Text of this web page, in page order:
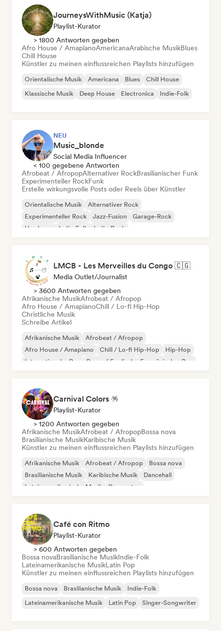
JourneysWithMusic (Katja)
Playlist-Kurator
> 1800 Antworten gegeben
Afro House / AmapianoAmericanaArabische MusikBlues
Chill House
Künstler zu meinen einflussreichen Playlists hinzufügen
Orientalische Musik Americana Blues
Chill House
Klassische Musik
Deep House Electronica Indie-Folk
NEU
Music_blonde
Social Media Influencer
< 100 gegebene Antworten
Afrobeat / AfropopAlternativer RockBrasilianischer Funk
Experimenteller RockFunk
Erstelle wirkungsvolle Posts oder Reels über Künstler
Orientalische Musik
Alternativer Rock
Experimenteller Rock
Jazz-Fusion
Garage-Rock
Hardcore
Indie-Folk Indie-Rock
LMCB - Les Merveilles du Congo 🇨🇬
Media Outlet/Journalist
> 3600 Antworten gegeben
Afrikanische MusikAfrobeat / Afropop
Afro House / AmapianoChill / Lo-fi Hip-Hop
Christliche Musik
Schreibe Artikel
Afrikanische Musik
Afrobeat / Afropop
Afro House / Amapiano
Chill / Lo-fi Hip-Hop
Hip-Hop
Internationaler Rap
Rap auf Englisch Französischer Rap
Carnival Colors 🪅
Playlist-Kurator
> 1200 Antworten gegeben
Afrikanische MusikAfrobeat / AfropopBossa nova
Brasilianische MusikKaribische Musik
Künstler zu meinen einflussreichen Playlists hinzufügen
Afrikanische Musik Afrobeat / Afropop
Bossa nova
Brasilianische Musik
Karibische Musik
Dancehall
Lateinamerikanische Musik
Reggaeton
Café con Ritmo
Playlist-Kurator
> 600 Antworten gegeben
Bossa novaBrasilianische MusikIndie-Folk
Lateinamerikanische MusikLatin Pop
Künstler zu meinen einflussreichen Playlists hinzufügen
Bossa nova Brasilianische Musik
Indie-Folk
Lateinamerikanische Musik
Latin Pop Singer-Songwriter